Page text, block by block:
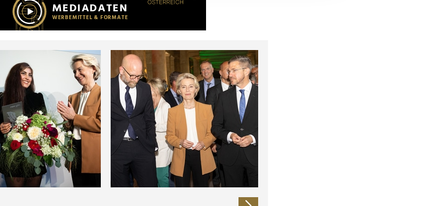
Daten zusammen, die Sie ihnen bereitgestellt haben oder die sie im Rahmen Ihrer Nutzung